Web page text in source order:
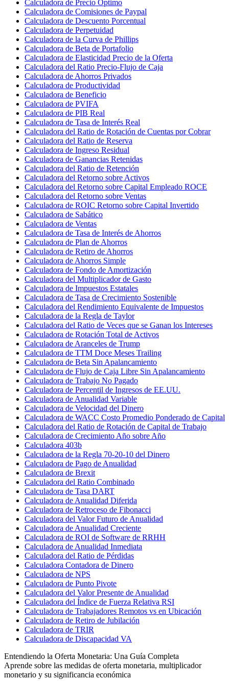
Calculadora de Precio Óptimo
Calculadora de Comisiones de Paypal
Calculadora de Descuento Porcentual
Calculadora de Perpetuidad
Calculadora de la Curva de Phillips
Calculadora de Beta de Portafolio
Calculadora de Elasticidad Precio de la Oferta
Calculadora del Ratio Precio-Flujo de Caja
Calculadora de Ahorros Privados
Calculadora de Productividad
Calculadora de Beneficio
Calculadora de PVIFA
Calculadora de PIB Real
Calculadora de Tasa de Interés Real
Calculadora del Ratio de Rotación de Cuentas por Cobrar
Calculadora del Ratio de Reserva
Calculadora de Ingreso Residual
Calculadora de Ganancias Retenidas
Calculadora del Ratio de Retención
Calculadora del Retorno sobre Activos
Calculadora del Retorno sobre Capital Empleado ROCE
Calculadora del Retorno sobre Ventas
Calculadora de ROIC Retorno sobre Capital Invertido
Calculadora de Sabático
Calculadora de Ventas
Calculadora de Tasa de Interés de Ahorros
Calculadora de Plan de Ahorros
Calculadora de Retiro de Ahorros
Calculadora de Ahorros Simple
Calculadora de Fondo de Amortización
Calculadora del Multiplicador de Gasto
Calculadora de Impuestos Estatales
Calculadora de Tasa de Crecimiento Sostenible
Calculadora del Rendimiento Equivalente de Impuestos
Calculadora de la Regla de Taylor
Calculadora del Ratio de Veces que se Ganan los Intereses
Calculadora de Rotación Total de Activos
Calculadora de Aranceles de Trump
Calculadora de TTM Doce Meses Trailing
Calculadora de Beta Sin Apalancamiento
Calculadora de Flujo de Caja Libre Sin Apalancamiento
Calculadora de Trabajo No Pagado
Calculadora de Percentil de Ingresos de EE.UU.
Calculadora de Anualidad Variable
Calculadora de Velocidad del Dinero
Calculadora de WACC Costo Promedio Ponderado de Capital
Calculadora del Ratio de Rotación de Capital de Trabajo
Calculadora de Crecimiento Año sobre Año
Calculadora 403b
Calculadora de la Regla 70-20-10 del Dinero
Calculadora de Pago de Anualidad
Calculadora de Brexit
Calculadora del Ratio Combinado
Calculadora de Tasa DART
Calculadora de Anualidad Diferida
Calculadora de Retroceso de Fibonacci
Calculadora del Valor Futuro de Anualidad
Calculadora de Anualidad Creciente
Calculadora de ROI de Software de RRHH
Calculadora de Anualidad Inmediata
Calculadora del Ratio de Pérdidas
Calculadora Contadora de Dinero
Calculadora de NPS
Calculadora de Punto Pivote
Calculadora del Valor Presente de Anualidad
Calculadora del Índice de Fuerza Relativa RSI
Calculadora de Trabajadores Remotos vs en Ubicación
Calculadora de Retiro de Jubilación
Calculadora de TRIR
Calculadora de Discapacidad VA
Entendiendo la Oferta Monetaria: Una Guía Completa
Aprende sobre las medidas de oferta monetaria, multiplicador
monetario y su significancia económica